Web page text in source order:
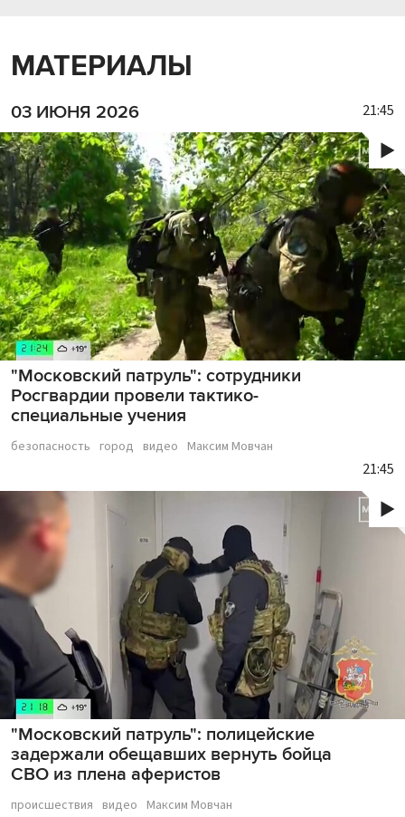
МАТЕРИАЛЫ
03 ИЮНЯ 2026
"Московский патруль": сотрудники
Росгвардии провели тактико-
специальные учения
21:45
безопасность город видео Максим Мовчан
"Московский патруль": полицейские
задержали обещавших вернуть бойца
СВО из плена аферистов
21:45
происшествия видео Максим Мовчан